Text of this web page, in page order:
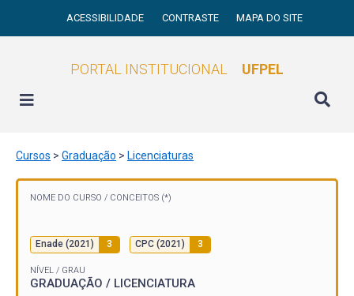
ACESSIBILIDADE CONTRASTE MAPA DO SITE
PORTAL INSTITUCIONAL UFPEL
Cursos > Graduação > Licenciaturas
NOME DO CURSO / CONCEITOS (*)
Enade (2021) 3 CPC (2021) 3
NÍVEL / GRAU
GRADUAÇÃO / LICENCIATURA